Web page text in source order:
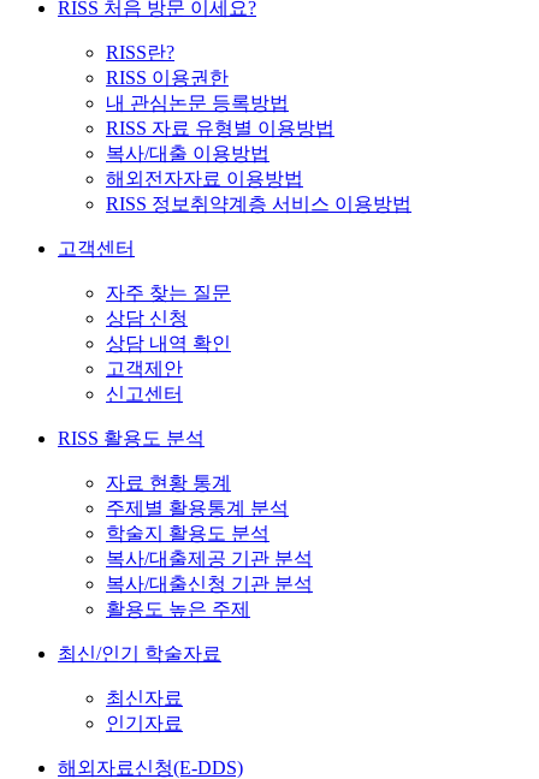
RISS 처음 방문 이세요?
RISS란?
RISS 이용권한
내 관심논문 등록방법
RISS 자료 유형별 이용방법
복사/대출 이용방법
해외전자자료 이용방법
RISS 정보취약계층 서비스 이용방법
고객센터
자주 찾는 질문
상담 신청
상담 내역 확인
고객제안
신고센터
RISS 활용도 분석
자료 현황 통계
주제별 활용통계 분석
학술지 활용도 분석
복사/대출제공 기관 분석
복사/대출신청 기관 분석
활용도 높은 주제
최신/인기 학술자료
최신자료
인기자료
해외자료신청(E-DDS)